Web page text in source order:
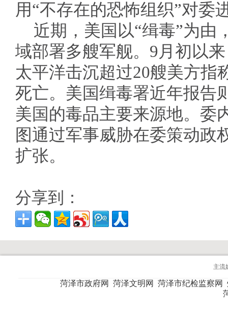
用“不存在的恐怖组织”对委
近期，美国以“缉毒”为由
域部署多艘军舰。9月初以
太平洋击沉超过20艘美方指
死亡。美国缉毒署近年报告
美国的毒品主要来源地。委
图通过军事威胁在委策动政
扩张。
分享到：
主流
菏泽市政府网 菏泽文明网 菏泽市纪检监察网